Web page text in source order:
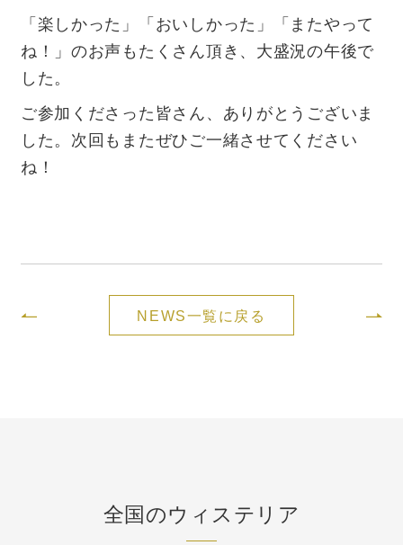
「楽しかった」「おいしかった」「またやって
ね！」のお声もたくさん頂き、大盛況の午後で
した。
ご参加くださった皆さん、ありがとうございま
した。次回もまたぜひご一緒させてください
ね！
NEWS一覧に戻る
全国のウィステリア